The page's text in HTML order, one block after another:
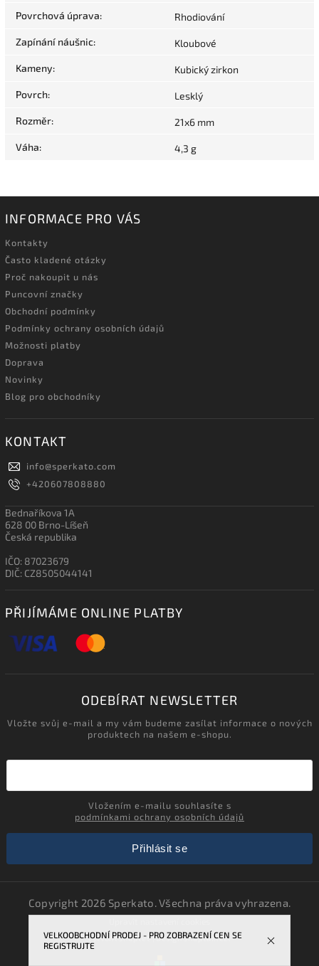
VELKOOBCHODNÍ PRODEJ - PRO ZOBRAZENÍ CEN SE
REGISTRUJTE
Povrchová úprava: Rhodiování
Zapínání náušnic: Kloubové
Kameny: Kubický zirkon
Povrch: Lesklý
Rozměr: 21x6 mm
Váha: 4,3 g
INFORMACE PRO VÁS
Kontakty
Často kladené otázky
Proč nakoupit u nás
Puncovní značky
Obchodní podmínky
Podmínky ochrany osobních údajů
Možnosti platby
Doprava
Novinky
Blog pro obchodníky
KONTAKT
info@sperkato.com
+420607808880
Bednaříkova 1A
628 00 Brno-Líšeň
Česká republika
IČO: 87023679
DIČ: CZ8505044141
PŘIJÍMÁME ONLINE PLATBY
ODEBÍRAT NEWSLETTER
Vložte svůj e-mail a my vám budeme zasílat informace o nových
produktech na našem e-shopu.
podmínkami ochrany osobních údajů
Přihlásit se
Copyright 2026 Sperkato. Všechna práva vyhrazena.
VytvořilShoptet| DesignShoptak.cz.